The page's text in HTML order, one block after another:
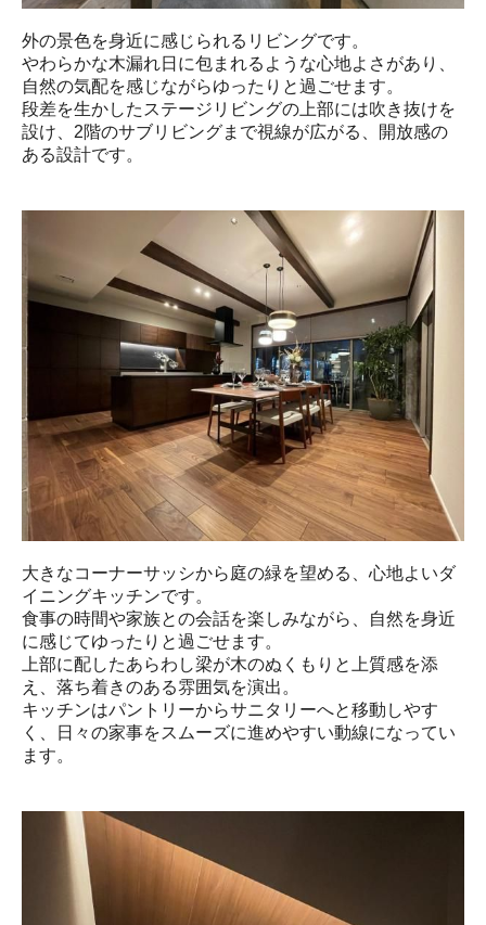
外の景色を身近に感じられるリビングです。
やわらかな木漏れ日に包まれるような心地よさがあり、
自然の気配を感じながらゆったりと過ごせます。
段差を生かしたステージリビングの上部には吹き抜けを
設け、2階のサブリビングまで視線が広がる、開放感の
ある設計です。
大きなコーナーサッシから庭の緑を望める、心地よいダ
イニングキッチンです。
食事の時間や家族との会話を楽しみながら、自然を身近
に感じてゆったりと過ごせます。
上部に配したあらわし梁が木のぬくもりと上質感を添
え、落ち着きのある雰囲気を演出。
キッチンはパントリーからサニタリーへと移動しやす
く、日々の家事をスムーズに進めやすい動線になってい
ます。